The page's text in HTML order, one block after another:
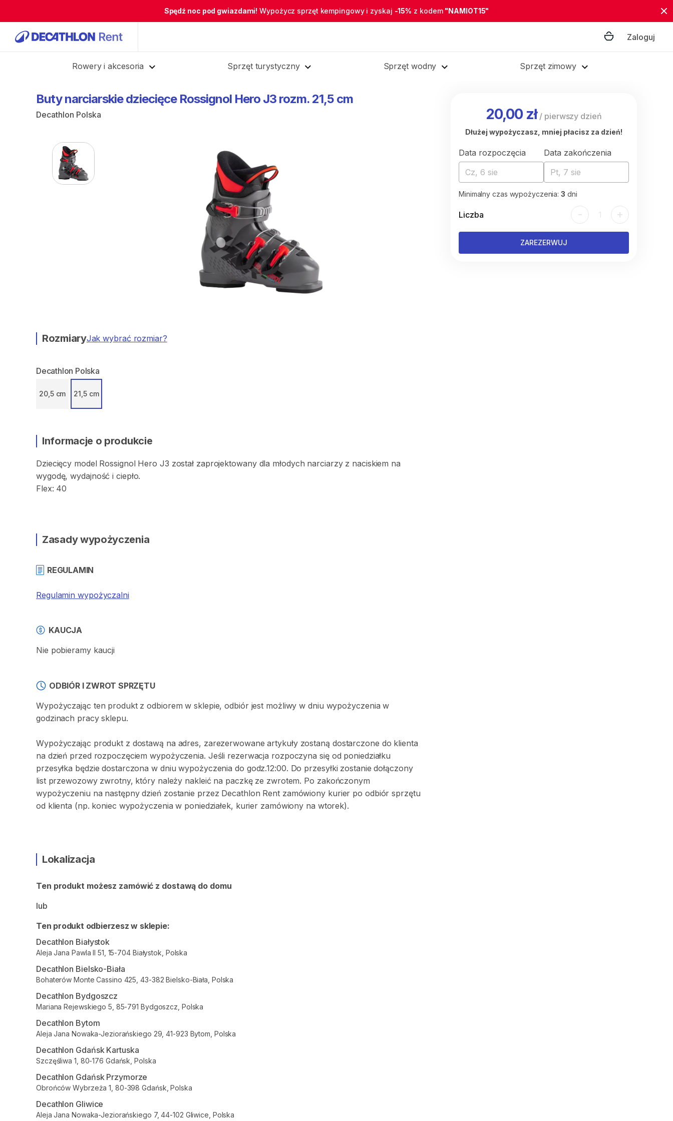
Spędź noc pod gwiazdami! Wypożycz sprzęt kempingowy i zyskaj -15% z kodem "NAMIOT15"
Zaloguj
Rowery i akcesoria Sprzęt turystyczny Sprzęt wodny Sprzęt zimowy
Buty narciarskie dziecięce Rossignol Hero J3 rozm. 21​,​5 cm
Decathlon Polska
RozmiaryJak wybrać rozmiar?
Decathlon Polska
20,5 cm 21,5 cm
Informacje o produkcie
Dziecięcy model Rossignol Hero J3 został zaprojektowany dla młodych narciarzy z naciskiem na
wygodę​​,​ wydajność i ciepło.
Flex: 40
Zasady wypożyczenia
REGULAMIN
Regulamin wypożyczalni
KAUCJA
Nie pobieramy kaucji
ODBIÓR I ZWROT SPRZĘTU
Wypożyczając ten produkt z odbiorem w sklepie, odbiór jest możliwy w dniu wypożyczenia w
godzinach pracy sklepu.
Wypożyczając produkt z dostawą na adres, zarezerwowane artykuły zostaną dostarczone do klienta
na dzień przed rozpoczęciem wypożyczenia. Jeśli rezerwacja rozpoczyna się od poniedziałku
przesyłka będzie dostarczona w dniu wypożyczenia do godz.12:00. Do przesyłki zostanie dołączony
list przewozowy zwrotny, który należy nakleić na paczkę ze zwrotem. Po zakończonym
wypożyczeniu na następny dzień zostanie przez Decathlon Rent zamówiony kurier po odbiór sprzętu
od klienta (np. koniec wypożyczenia w poniedziałek, kurier zamówiony na wtorek).
Lokalizacja
Ten produkt możesz zamówić z dostawą do domu
lub
Ten produkt odbierzesz w sklepie:
Decathlon Białystok
Aleja Jana Pawla II 51, 15-704 Białystok, Polska
Decathlon Bielsko-Biała
Bohaterów Monte Cassino 425, 43-382 Bielsko-Biała, Polska
Decathlon Bydgoszcz
Mariana Rejewskiego 5, 85-791 Bydgoszcz, Polska
Decathlon Bytom
Aleja Jana Nowaka-Jeziorańskiego 29, 41-923 Bytom, Polska
Decathlon Gdańsk Kartuska
Szczęśliwa 1, 80-176 Gdańsk, Polska
Decathlon Gdańsk Przymorze
Obrońców Wybrzeża 1, 80-398 Gdańsk, Polska
Decathlon Gliwice
Aleja Jana Nowaka-Jeziorańskiego 7, 44-102 Gliwice, Polska
20,00 zł/ pierwszy dzień
Dłużej wypożyczasz, mniej płacisz za dzień!
Data rozpoczęcia
Cz, 6 sie
Data zakończenia
Pt, 7 sie
Minimalny czas wypożyczenia: 3 dni
Liczba - 1 +
ZAREZERWUJ